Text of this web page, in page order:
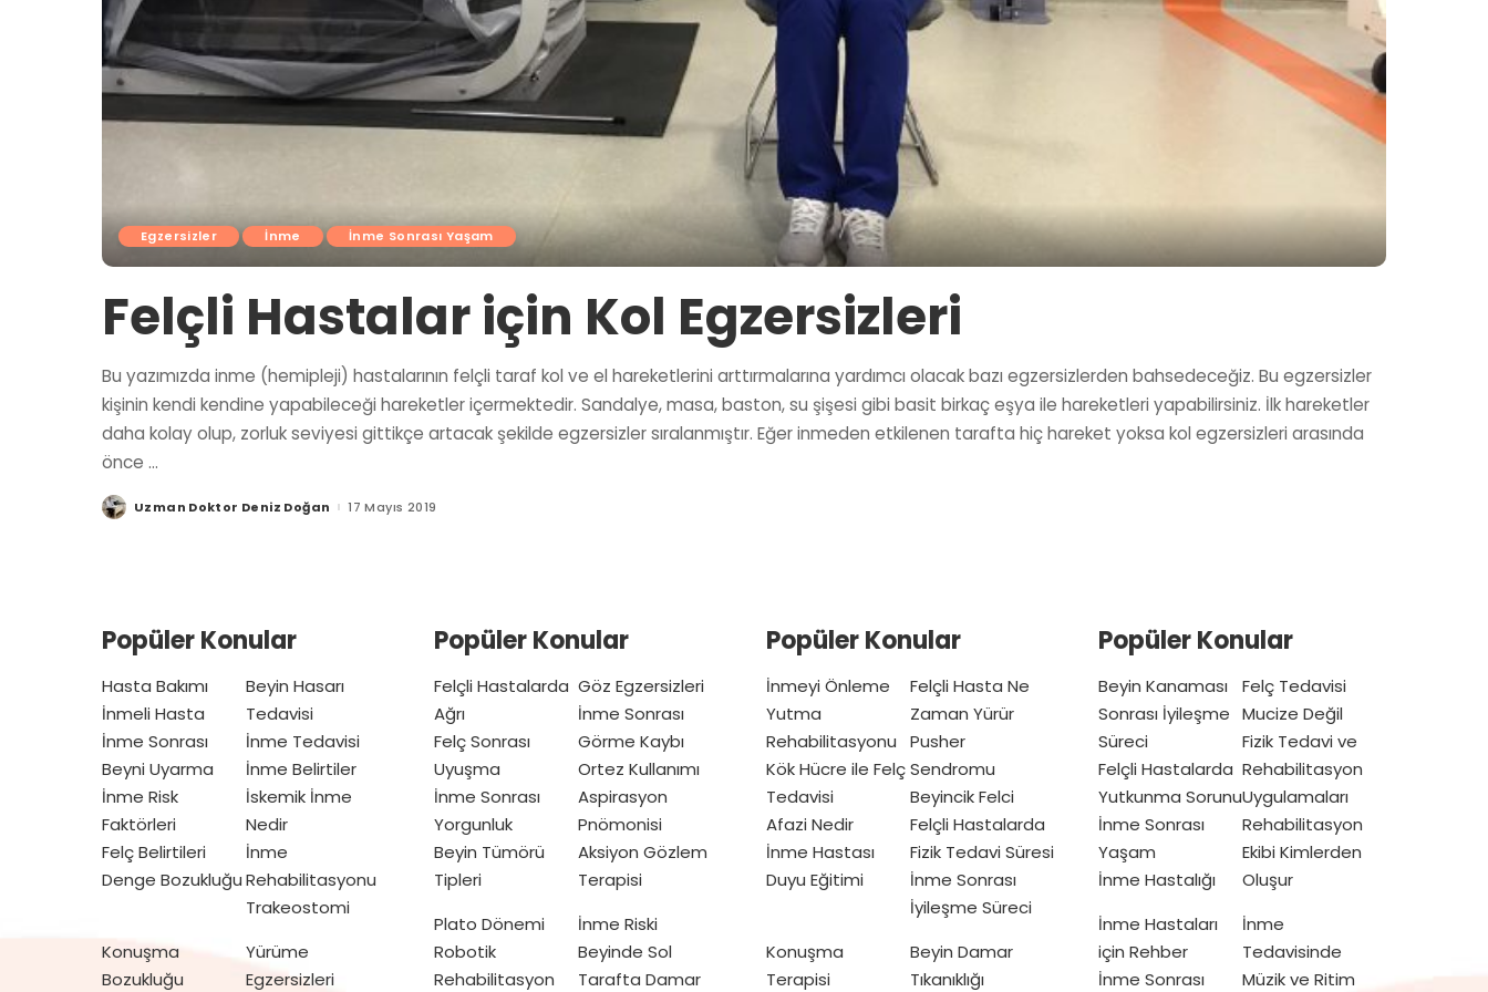
Egzersizler İnme İnme Sonrası Yaşam
Felçli Hastalar için Kol Egzersizleri
Bu yazımızda inme (hemipleji) hastalarının felçli taraf kol ve el hareketlerini arttırmalarına yardımcı olacak bazı egzersizlerden bahsedeceğiz. Bu egzersizler
kişinin kendi kendine yapabileceği hareketler içermektedir. Sandalye, masa, baston, su şişesi gibi basit birkaç eşya ile hareketleri yapabilirsiniz. İlk hareketler
daha kolay olup, zorluk seviyesi gittikçe artacak şekilde egzersizler sıralanmıştır. Eğer inmeden etkilenen tarafta hiç hareket yoksa kol egzersizleri arasında
önce ...
Posted
by
Uzman Doktor Deniz Doğan 17 Mayıs 2019
Popüler Konular
Hasta Bakımı
İnmeli Hasta
İnme Sonrası
Beyni Uyarma
İnme Risk
Faktörleri
Felç Belirtileri
Denge Bozukluğu
Beyin Hasarı
Tedavisi
İnme Tedavisi
İnme Belirtiler
İskemik İnme
Nedir
İnme
Rehabilitasyonu
Trakeostomi
Konuşma
Bozukluğu
Yürüme
Egzersizleri
Popüler Konular
Felçli Hastalarda
Ağrı
Felç Sonrası
Uyuşma
İnme Sonrası
Yorgunluk
Beyin Tümörü
Tipleri
Göz Egzersizleri
İnme Sonrası
Görme Kaybı
Ortez Kullanımı
Aspirasyon
Pnömonisi
Aksiyon Gözlem
Terapisi
Plato Dönemi
Robotik
Rehabilitasyon
İnme Riski
Beyinde Sol
Tarafta Damar
Popüler Konular
İnmeyi Önleme
Yutma
Rehabilitasyonu
Kök Hücre ile Felç
Tedavisi
Afazi Nedir
İnme Hastası
Duyu Eğitimi
Felçli Hasta Ne
Zaman Yürür
Pusher
Sendromu
Beyincik Felci
Felçli Hastalarda
Fizik Tedavi Süresi
İnme Sonrası
İyileşme Süreci
Konuşma
Terapisi
Beyin Damar
Tıkanıklığı
Popüler Konular
Beyin Kanaması
Sonrası İyileşme
Süreci
Felçli Hastalarda
Yutkunma Sorunu
İnme Sonrası
Yaşam
İnme Hastalığı
Felç Tedavisi
Mucize Değil
Fizik Tedavi ve
Rehabilitasyon
Uygulamaları
Rehabilitasyon
Ekibi Kimlerden
Oluşur
İnme Hastaları
için Rehber
İnme Sonrası
İnme
Tedavisinde
Müzik ve Ritim